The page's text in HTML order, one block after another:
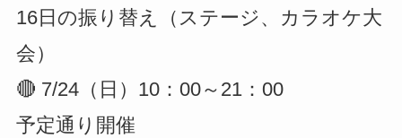
16日の振り替え（ステージ、カラオケ大
会）
🔴 7/24（日）10：00～21：00
予定通り開催